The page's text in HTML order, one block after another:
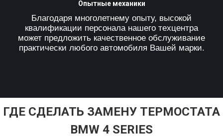
Опытные механики
Благодаря многолетнему опыту, высокой
квалификации персонала нашего техцентра
может предложить качественное обслуживание
практически любого автомобиля Вашей марки.
ГДЕ СДЕЛАТЬ ЗАМЕНУ ТЕРМОСТАТА
BMW 4 SERIES